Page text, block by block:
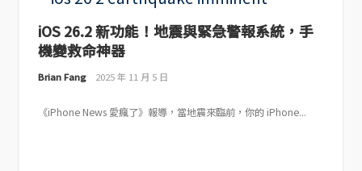
iOS 26.2 新功能！地震與緊急警報系統，手
機變救命神器
Brian Fang 2025 年 11 月 5 日
《iPhone News 愛瘋了》報導，當地震來臨前，你的 iPhone...